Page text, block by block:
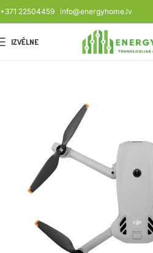
+371 22504459 info@energyhome.lv
IZVĒLNE